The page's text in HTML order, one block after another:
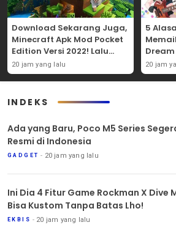
Download Sekarang Juga,
Minecraft Apk Mod Pocket
Edition Versi 2022! Lalu
Nikmati 5 Fitur
Menariknya!
20 jam yang lalu
5
20 jam
INDEKS
Ada yang Baru, Poco M5 Series
Resmi di Indonesia
GADGET 20 jam yang lalu
Ini Dia 4 Fitur Game Rockman X Dive
Bisa Kustom Tanpa Batas Lho!
EKBIS 20 jam yang lalu